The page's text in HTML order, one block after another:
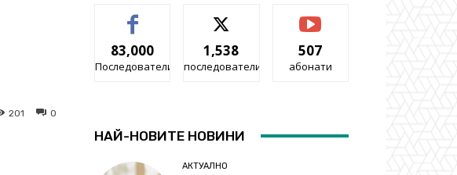
0
201
83,000
Последователи
1,538
последователи
507
абонати
НАЙ-НОВИТЕ НОВИНИ
АКТУАЛНО